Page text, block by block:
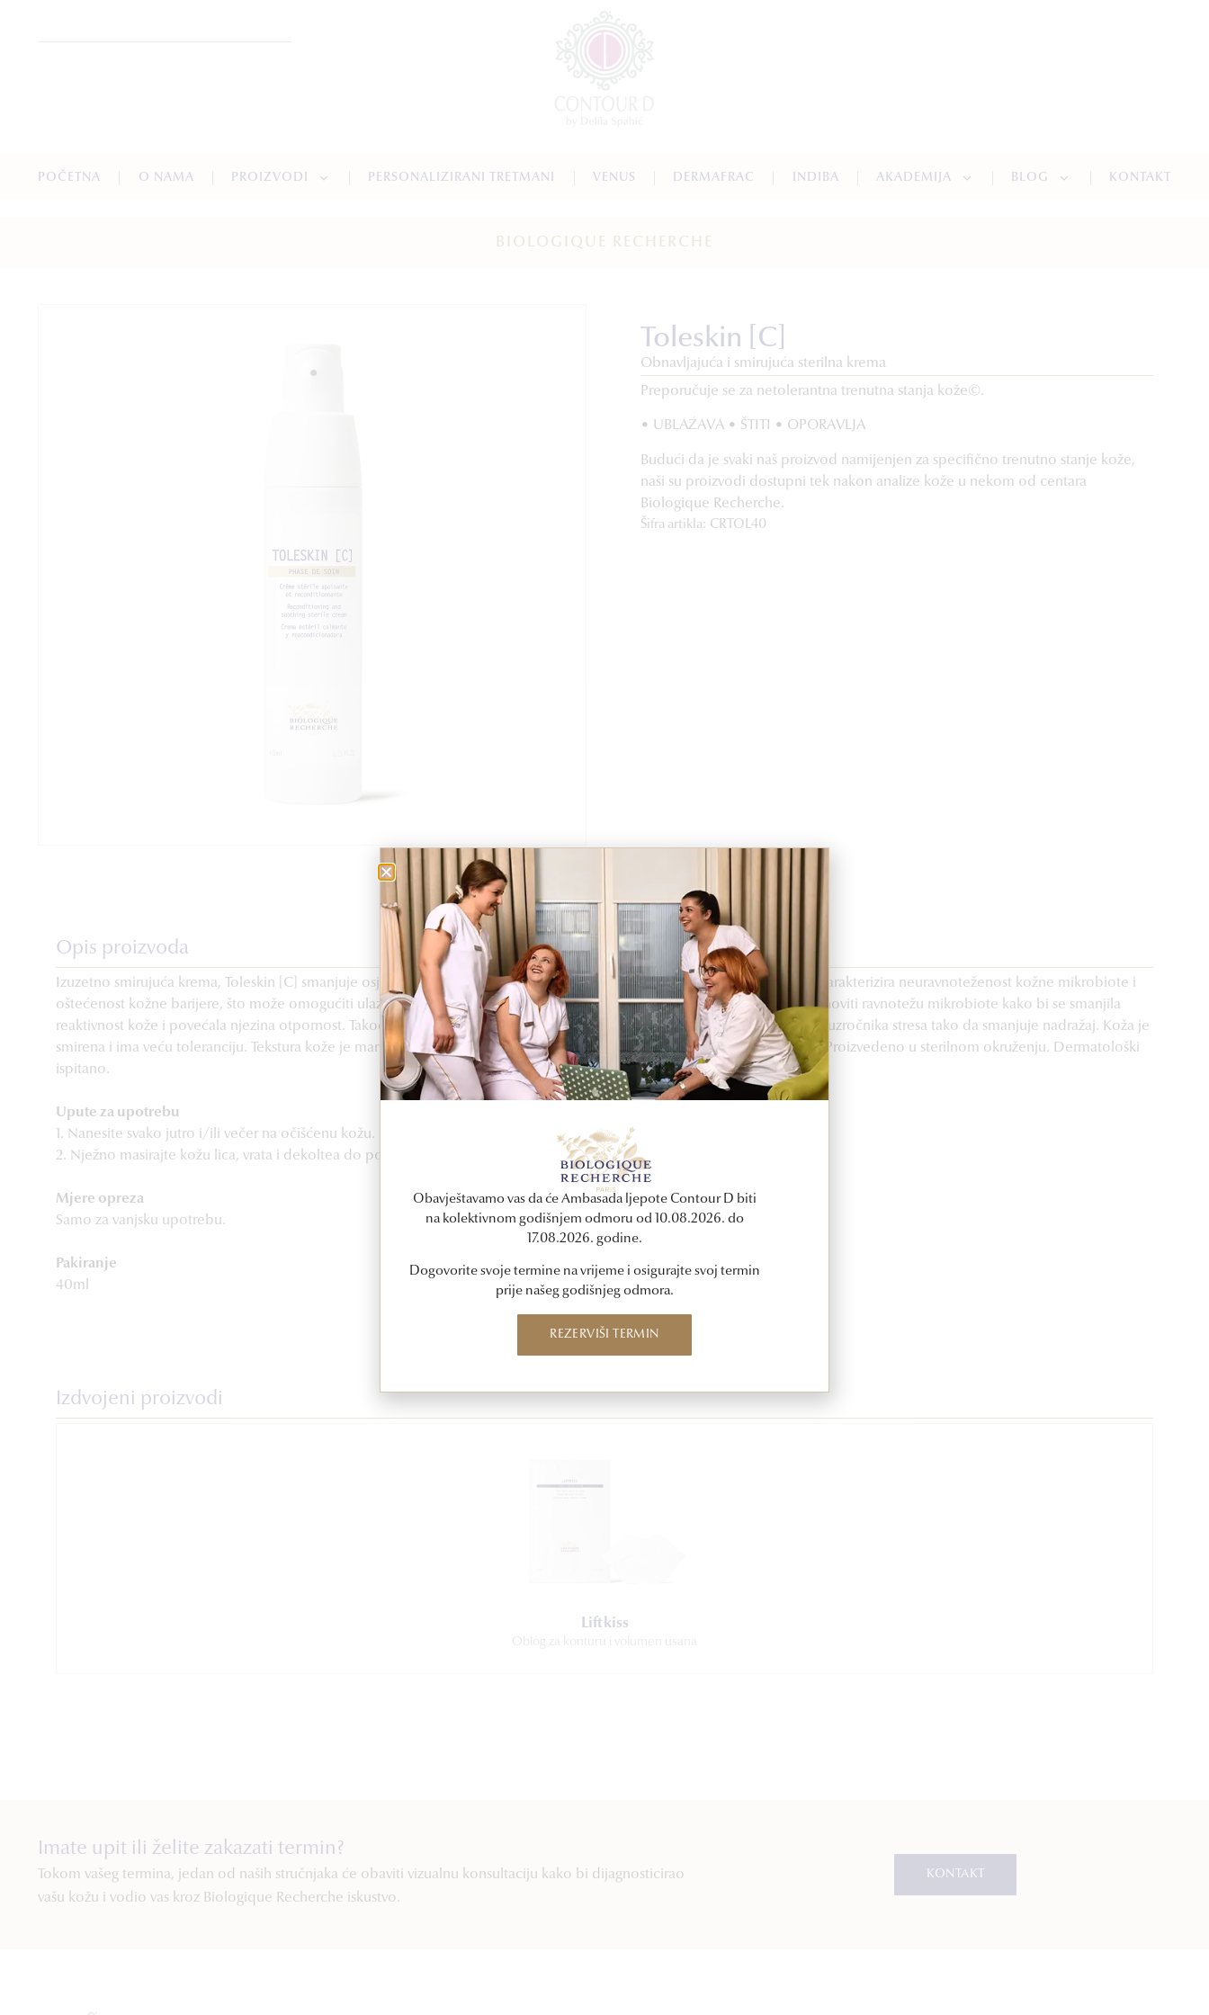
POČETNA O NAMA PROIZVODI PERSONALIZIRANI TRETMANI VENUS DERMAFRAC INDIBA AKADEMIJA BLOG KONTAKT
BIOLOGIQUE RECHERCHE
Toleskin [C]
Obnavljajuća i smirujuća sterilna krema
Preporučuje se za netolerantna trenutna stanja kože©.
• UBLAŽAVA • ŠTITI • OPORAVLJA
Budući da je svaki naš proizvod namijenjen za specifično trenutno stanje kože,
naši su proizvodi dostupni tek nakon analize kože u nekom od centara
Biologique Recherche.
Šifra artikla: CRTOL40
Opis proizvoda
Izuzetno smirujuća krema, Toleskin [C] smanjuje osjetljivost kože, nadražaj i neugodan osjećaj. Netolerantne tipove kože karakterizira neuravnoteženost kožne mikrobiote i
oštećenost kožne barijere, što može omogućiti ulazak alergena i patogena u epidermu. Formula Toleskina [C] pomaže obnoviti ravnotežu mikrobiote kako bi se smanjila
reaktivnost kože i povećala njezina otpornost. Također pomaže obnoviti i ojačati kožnu barijeru koja kožu štiti od vanjskih uzročnika stresa tako da smanjuje nadražaj. Koža je
smirena i ima veću toleranciju. Tekstura kože je manje gruba i crvenilo je smanjeno, pružajući epidermi osjećaj ugodnosti. Proizvedeno u sterilnom okruženju. Dermatološki
ispitano.
Upute za upotrebu
1. Nanesite svako jutro i/ili večer na očišćenu kožu.
2. Nježno masirajte kožu lica, vrata i dekoltea do potpunog upijanja proizvoda.
Mjere opreza
Samo za vanjsku upotrebu.
Pakiranje
40ml
Izdvojeni proizvodi
Liftkiss
Oblog za konturu i volumen usana
Imate upit ili želite zakazati termin?
Tokom vašeg termina, jedan od naših stručnjaka će obaviti vizualnu konsultaciju kako bi dijagnosticirao
vašu kožu i vodio vas kroz Biologique Recherche iskustvo.
KONTAKT
Obavještavamo vas da će Ambasada ljepote Contour D biti
na kolektivnom godišnjem odmoru od 10.08.2026. do
17.08.2026. godine.
Dogovorite svoje termine na vrijeme i osigurajte svoj termin
prije našeg godišnjeg odmora.
REZERVIŠI TERMIN